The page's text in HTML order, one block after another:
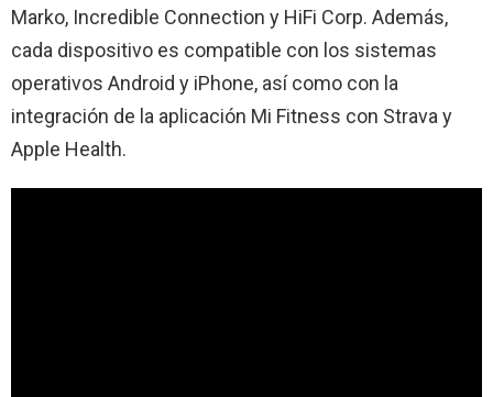
Marko, Incredible Connection y HiFi Corp. Además,
cada dispositivo es compatible con los sistemas
operativos Android y iPhone, así como con la
integración de la aplicación Mi Fitness con Strava y
Apple Health.